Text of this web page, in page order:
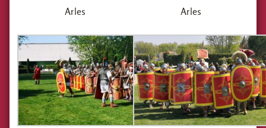
Arles Arles